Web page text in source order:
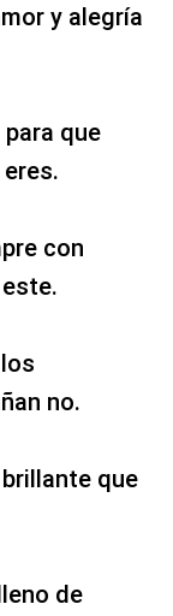
y alegría
que
con
no.
que
de